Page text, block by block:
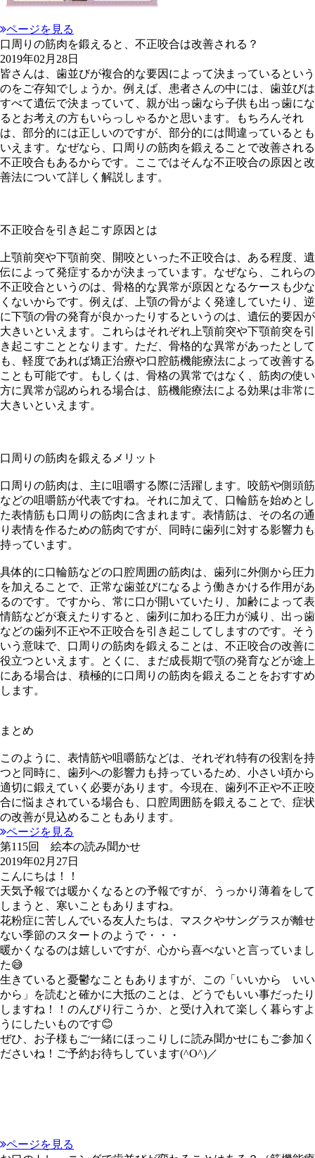
ページを見る
口周りの筋肉を鍛えると、不正咬合は改善される？
2019年02月28日
皆さんは、歯並びが複合的な要因によって決まっているという
のをご存知でしょうか。例えば、患者さんの中には、歯並びは
すべて遺伝で決まっていて、親が出っ歯なら子供も出っ歯にな
るとお考えの方もいらっしゃるかと思います。もちろんそれ
は、部分的には正しいのですが、部分的には間違っているとも
いえます。なぜなら、口周りの筋肉を鍛えることで改善される
不正咬合もあるからです。ここではそんな不正咬合の原因と改
善法について詳しく解説します。
不正咬合を引き起こす原因とは
上顎前突や下顎前突、開咬といった不正咬合は、ある程度、遺
伝によって発症するかが決まっています。なぜなら、これらの
不正咬合というのは、骨格的な異常が原因となるケースも少な
くないからです。例えば、上顎の骨がよく発達していたり、逆
に下顎の骨の発育が良かったりするというのは、遺伝的要因が
大きいといえます。これらはそれぞれ上顎前突や下顎前突を引
き起こすこととなります。ただ、骨格的な異常があったとして
も、軽度であれば矯正治療や口腔筋機能療法によって改善する
ことも可能です。もしくは、骨格の異常ではなく、筋肉の使い
方に異常が認められる場合は、筋機能療法による効果は非常に
大きいといえます。
口周りの筋肉を鍛えるメリット
口周りの筋肉は、主に咀嚼する際に活躍します。咬筋や側頭筋
などの咀嚼筋が代表ですね。それに加えて、口輪筋を始めとし
た表情筋も口周りの筋肉に含まれます。表情筋は、その名の通
り表情を作るための筋肉ですが、同時に歯列に対する影響力も
持っています。
具体的に口輪筋などの口腔周囲の筋肉は、歯列に外側から圧力
を加えることで、正常な歯並びになるよう働きかける作用があ
るのです。ですから、常に口が開いていたり、加齢によって表
情筋などが衰えたりすると、歯列に加わる圧力が減り、出っ歯
などの歯列不正や不正咬合を引き起こしてしますのです。そう
いう意味で、口周りの筋肉を鍛えることは、不正咬合の改善に
役立つといえます。とくに、まだ成長期で顎の発育などが途上
にある場合は、積極的に口周りの筋肉を鍛えることをおすすめ
します。
まとめ
このように、表情筋や咀嚼筋などは、それぞれ特有の役割を持
つと同時に、歯列への影響力も持っているため、小さい頃から
適切に鍛えていく必要があります。今現在、歯列不正や不正咬
合に悩まされている場合も、口腔周囲筋を鍛えることで、症状
の改善が見込めることもあります。
ページを見る
第115回 絵本の読み聞かせ
2019年02月27日
こんにちは！！
天気予報では暖かくなるとの予報ですが、うっかり薄着をして
しまうと、寒いこともありますね。
花粉症に苦しんでいる友人たちは、マスクやサングラスが離せ
ない季節のスタートのようで・・・
暖かくなるのは嬉しいですが、心から喜べないと言っていまし
た😅
生きていると憂鬱なこともありますが、この「いいから いい
から」を読むと確かに大抵のことは、どうでもいい事だったり
しますね！！のんびり行こうか、と受け入れて楽しく暮らすよ
うにしたいものです😊
ぜひ、お子様もご一緒にほっこりしに読み聞かせにもご参加く
ださいね！ご予約お待ちしています(^O^)／
ページを見る